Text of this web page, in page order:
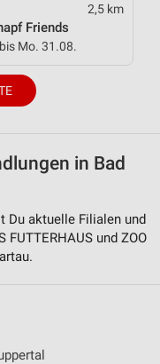
2,5 km
Friends
Mo. 31.08.
in Bad
Du aktuelle Filialen und
und ZOO